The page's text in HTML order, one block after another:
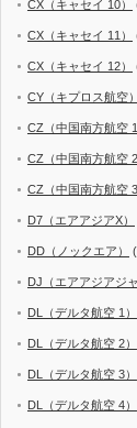
CX（キャセイ 10）
CX（キャセイ 11）
CX（キャセイ 12）
CY（キプロス航空）
CZ（中国南方航空 1
CZ（中国南方航空 2
CZ（中国南方航空 3
D7（エアアジアX）
DD（ノックエア）
DJ（エアアジアジャ
DL（デルタ航空 1）
DL（デルタ航空 2）
DL（デルタ航空 3）
DL（デルタ航空 4）